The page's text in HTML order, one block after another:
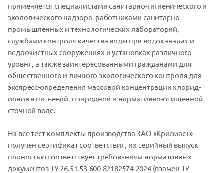
применяется специалистами санитарно-гигиенического и
экологического надзора, работниками санитарно-
промышленных и технологических лабораторий,
службами контроля качества воды при водоканалах и
водоочистных сооружениях и установках различного
уровня, а также заинтересованными гражданами для
общественного и личного экологического контроля для
экспресс-определения массовой концентрации хлорид-
ионов в питьевой, природной и нормативно-очищенной
сточной воде.
На все тест-комплекты производства ЗАО «Крисмас+»
получен сертификат соответствия, их серийный выпуск
полностью соответствует требованиям нормативных
документов ТУ 26.51.53-600-82182574-2024 (взамен ТУ